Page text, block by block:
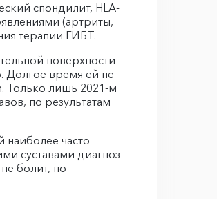
спондилит, HLA-
(артриты,
терапии ГИБТ.
поверхности
Долгое время ей не
Только лишь 2021-м
по результатам
наиболее часто
суставами диагноз
болит, но